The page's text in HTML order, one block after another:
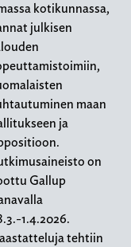
kotikunnassa,
julkisen
maan
ja
on
Gallup
1.4.2026.
tehtiin